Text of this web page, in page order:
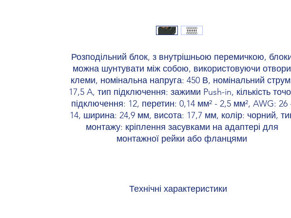
Розподільний блок, з внутрішньою перемичкою,
можна шунтувати між собою, використовуючи отвори
клеми, номінальна напруга: 450 В, номінальний
17,5 A, тип підключення: зажими Push-in, кількість
підключення: 12, перетин: 0,14 мм² - 2,5 мм², AWG: 26
14, ширина: 24,9 мм, висота: 17,7 мм, колір: чорний,
монтажу: кріплення засувками на адаптері для
монтажної рейки або фланцями
Технічні характеристики